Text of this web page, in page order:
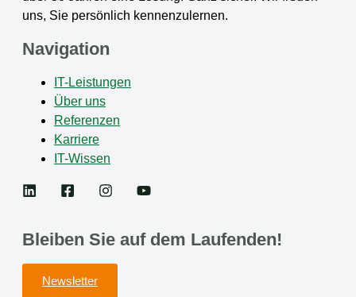
uns, Sie persönlich kennenzulernen.
Navigation
IT-Leistungen
Über uns
Referenzen
Karriere
IT-Wissen
Bleiben Sie auf dem Laufenden!
Newsletter